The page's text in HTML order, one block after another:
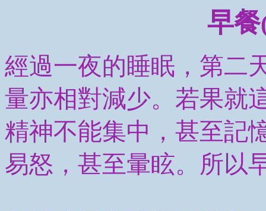
早餐
經過一夜的睡眠，第二
量亦相對減少。若果就
精神不能集中，甚至記
易怒，甚至暈眩。所以